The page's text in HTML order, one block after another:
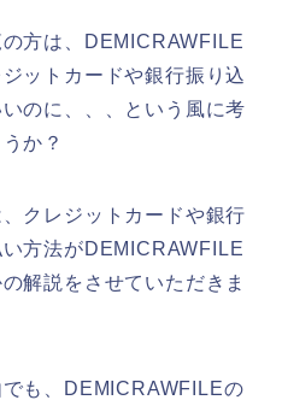
方は、DEMICRAWFILE
ットカードや銀行振り込
のに、、、という風に考
か？
クレジットカードや銀行
方法がDEMICRAWFILE
解説をさせていただきま
も、DEMICRAWFILEの